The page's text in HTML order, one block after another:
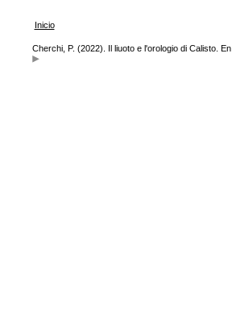
Inicio
Cherchi, P. (2022). Il liuoto e l'orologio di Calisto. En